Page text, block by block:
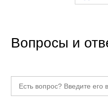
Класс товара
Вопросы и